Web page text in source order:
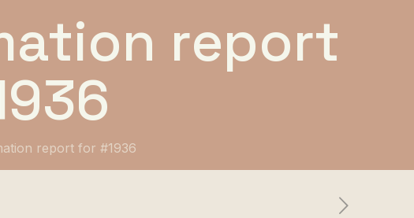
report
report for #1936